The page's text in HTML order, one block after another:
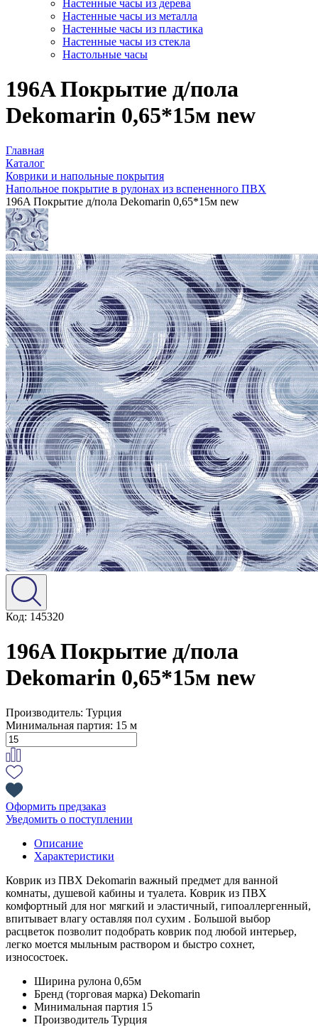
Настенные часы из дерева
Настенные часы из металла
Настенные часы из пластика
Настенные часы из стекла
Настольные часы
196A Покрытие д/пола
Dekomarin 0,65*15м new
Главная
Каталог
Коврики и напольные покрытия
Напольное покрытие в рулонах из вспененного ПВХ
196A Покрытие д/пола Dekomarin 0,65*15м new
Код: 145320
196A Покрытие д/пола
Dekomarin 0,65*15м new
Производитель: Турция
Минимальная партия: 15 м
Оформить предзаказ
Уведомить о поступлении
Описание
Характеристики
Коврик из ПВХ Dekomarin важный предмет для ванной
комнаты, душевой кабины и туалета. Коврик из ПВХ
комфортный для ног мягкий и эластичный, гипоаллергенный,
впитывает влагу оставляя пол сухим . Большой выбор
расцветок позволит подобрать коврик под любой интерьер,
легко моется мыльным раствором и быстро сохнет,
износостоек.
Ширина рулона 0,65м
Бренд (торговая марка) Dekomarin
Минимальная партия 15
Производитель Турция